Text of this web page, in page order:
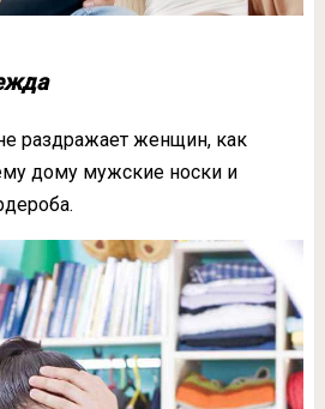
раздражает женщин, как
дому мужские носки и